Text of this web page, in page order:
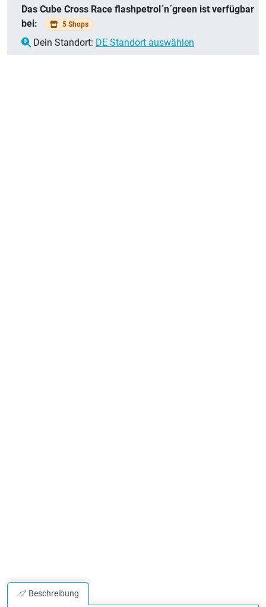
cm
Farbe:
´green
1199,00 €
Das Cube Cross Race flashpetrol´n´green ist verfügbar
bei:
5 Shops
Dein Standort: DE Standort auswählen
Beschreibung